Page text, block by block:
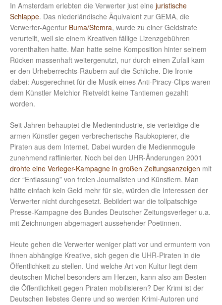
In Amsterdam erlebten die Verwerter just eine juristische
Schlappe. Das niederländische Äquivalent zur GEMA, die
Verwerter-Agentur Buma/Stemra, wurde zu einer Geldstrafe
verurteilt, weil sie einem Kreativen fällige Lizenzgebühren
vorenthalten hatte. Man hatte seine Komposition hinter seinem
Rücken massenhaft weitergenutzt, nur durch einen Zufall kam
er den Urheberrechts-Räubern auf die Schliche. Die Ironie
dabei: Ausgerechnet für die Musik eines Anti-Piracy-Clips waren
dem Künstler Melchior Rietveldt keine Tantiemen gezahlt
worden.
Seit Jahren behauptet die Medienindustrie, sie verteidige die
armen Künstler gegen verbrecherische Raubkopierer, die
Piraten aus dem Internet. Dabei wurden die Medienmogule
zunehmend raffinierter. Noch bei den UHR-Änderungen 2001
drohte eine Verleger-Kampagne in großen Zeitungsanzeigen mit
der “Entlassung” von freien Journalisten und Künstlern. Man
hätte einfach kein Geld mehr für sie, würden die Interessen der
Verwerter nicht durchgesetzt. Bebildert war die tollpatschige
Presse-Kampagne des Bundes Deutscher Zeitungsverleger u.a.
mit Zeichnungen abgemagert aussehender Poetinnen.
Heute gehen die Verwerter weniger platt vor und ermuntern von
ihnen abhängige Kreative, sich gegen die UHR-Piraten in die
Öffentlichkeit zu stellen. Und welche Art von Kultur liegt dem
deutschen Michel besonders am Herzen, kann also am Besten
die Öffentlichkeit gegen Piraten mobilisieren? Der Krimi ist der
Deutschen liebstes Genre und so werden Krimi-Autoren und